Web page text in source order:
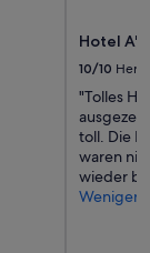
Hotel
10/10
"Tolles
toll. Die
waren
wieder
Weniger